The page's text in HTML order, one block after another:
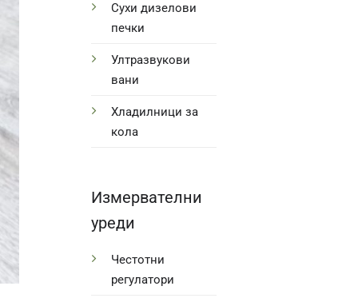
Сухи дизелови
печки
Ултразвукови
вани
Хладилници за
кола
Измервателни
уреди
Честотни
регулатори